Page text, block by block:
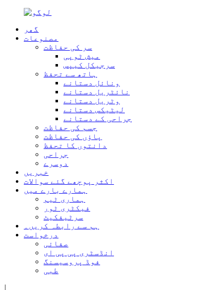
گھر
مصنوعات
سر کی حفاظت
میش ٹوپی
سرجیکل کیپس
ہاتھ سے تحفظ
ونائل دستانے
نائٹریل دستانے
وٹریل دستانے
لیٹیکس دستانے
جراحی کے دستانے
جسم کی حفاظت
پاؤں کی حفاظت
دانتوں کا تحفظ
جراحی
دوسرے
خبریں
اکثر پوچھے گئے سوالات
ہمارے بارے میں
ہماری ٹیم
فیکٹری ٹور
سرٹیفکیٹ
ہم سے رابطہ کریں۔
درخواست
صفائی
انڈسٹری پی پی ای
فوڈ پروسیسنگ
طبی
|